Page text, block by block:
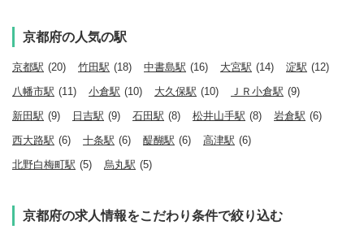
京都府の人気の駅
京都駅 (20) 竹田駅 (18) 中書島駅 (16) 大宮駅 (14) 淀駅 (12)
八幡市駅 (11) 小倉駅 (10) 大久保駅 (10) ＪＲ小倉駅 (9)
新田駅 (9) 日吉駅 (9) 石田駅 (8) 松井山手駅 (8) 岩倉駅 (6)
西大路駅 (6) 十条駅 (6) 醍醐駅 (6) 高津駅 (6)
北野白梅町駅 (5) 烏丸駅 (5)
京都府の求人情報をこだわり条件で絞り込む